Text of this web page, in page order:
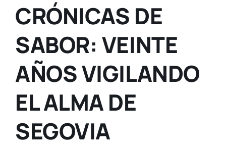
CRÓNICAS DE
SABOR: VEINTE
AÑOSVIGILANDO
EL ALMA DE
SEGOVIA